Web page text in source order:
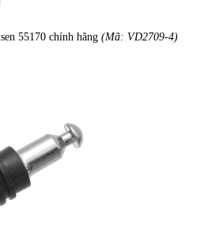
55170 chính hãng (Mã: VD2709-4)